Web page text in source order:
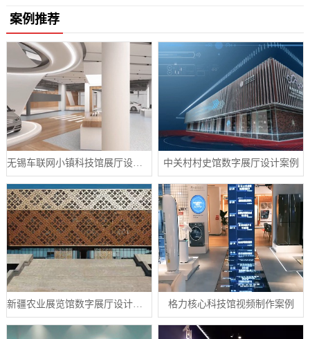
案例推荐
无锡车联网小镇科技馆展厅设计案例 中关村村史馆数字展厅设计案例
新疆农业展览馆数字展厅设计案例 格力核心科技馆视频制作案例